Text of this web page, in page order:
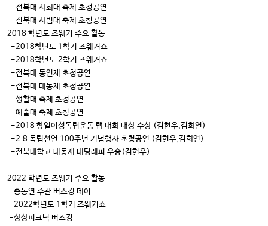
-전북대 사회대 축제 초청공연
-전북대 사범대 축제 초청공연
-2018 학년도 즈웨거 주요 활동
-2018학년도 1학기 즈웨거쇼
-2018학년도 2학기 즈웨거쇼
-전북대 동인제 초청공연
-전북대 대동제 초청공연
-생활대 축제 초청공연
-예술대 축제 초청공연
-2018 항일여성독립운동 랩 대회 대상 수상 (김현우,김희연)
-2.8 독립선언 100주년 기념행사 초청공연 (김현우,김희연)
-전북대학교 대동제 대딩래퍼 우승(김현우)
-2022 학년도 즈웨거 주요 활동
-총동연 주관 버스킹 데이
-2022학년도 1학기 즈웨거쇼
-상상피크닉 버스킹